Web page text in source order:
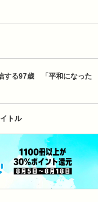
する97歳　「平和になった
トル